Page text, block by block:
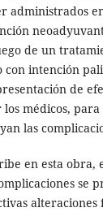
administrados
de un
con intención
de
los médicos,
las
en esta
se